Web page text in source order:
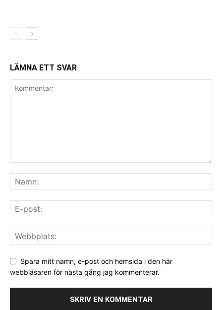
LÄMNA ETT SVAR
Spara mitt namn, e-post och hemsida i den här
webbläsaren för nästa gång jag kommenterar.